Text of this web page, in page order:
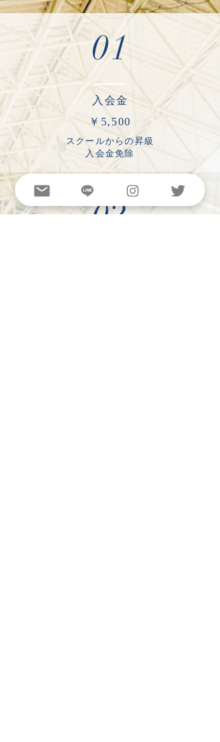
01
​入会金
​￥5,500
スクールからの昇級
入会金免除
02